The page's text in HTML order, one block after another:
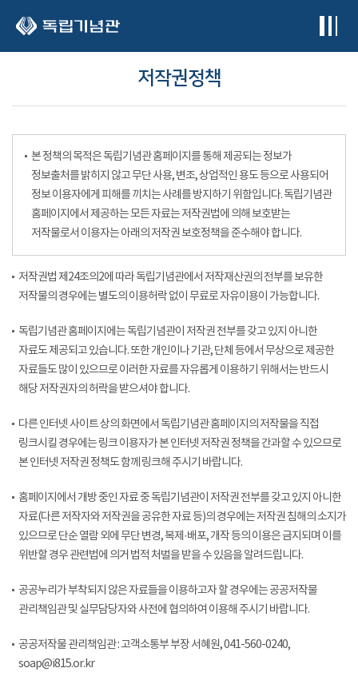
저작권정책
본 정책의 목적은 독립기념관 홈페이지를 통해 제공되는 정보가
정보출처를 밝히지 않고 무단 사용, 변조, 상업적인 용도 등으로 사용되어
정보 이용자에게 피해를 끼치는 사례를 방지하기 위함입니다. 독립기념관
홈페이지에서 제공하는 모든 자료는 저작권법에 의해 보호받는
저작물로서 이용자는 아래의 저작권 보호정책을 준수해야 합니다.
저작권법 제24조의2에 따라 독립기념관에서 저작재산권의 전부를 보유한
저작물의 경우에는 별도의 이용허락 없이 무료로 자유이용이 가능합니다.
독립기념관 홈페이지에는 독립기념관이 저작권 전부를 갖고 있지 아니한
자료도 제공되고 있습니다. 또한 개인이나 기관, 단체 등에서 무상으로 제공한
자료들도 많이 있으므로 이러한 자료를 자유롭게 이용하기 위해서는 반드시
해당 저작권자의 허락을 받으셔야 합니다.
다른 인터넷 사이트 상의 화면에서 독립기념관 홈페이지의 저작물을 직접
링크시킬 경우에는 링크 이용자가 본 인터넷 저작권 정책을 간과할 수 있으므로
본 인터넷 저작권 정책도 함께 링크해 주시기 바랍니다.
홈페이지에서 개방 중인 자료 중 독립기념관이 저작권 전부를 갖고 있지 아니한
자료(다른 저작자와 저작권을 공유한 자료 등)의 경우에는 저작권 침해의 소지가
있으므로 단순 열람 외에 무단 변경, 복제·배포, 개작 등의 이용은 금지되며 이를
위반할 경우 관련법에 의거 법적 처벌을 받을 수 있음을 알려드립니다.
공공누리가 부착되지 않은 자료들을 이용하고자 할 경우에는 공공저작물
관리책임관 및 실무담당자와 사전에 협의하여 이용해 주시기 바랍니다.
공공저작물 관리책임관 : 고객소통부 부장 서혜원, 041-560-0240,
soap@i815.or.kr